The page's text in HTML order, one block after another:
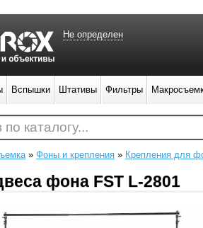
» Фоны и крепления » Крепления для
фона FST L-2801
Не определен
Вспышки Штативы Фильтры
каталогу...